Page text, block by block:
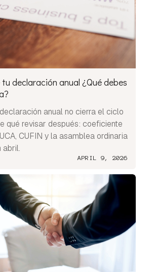
declaración anual ¿Qué debes
anual no cierra el ciclo
qué revisar después: coeficiente
CUFIN y la asamblea ordinaria
abril.
APRIL 9, 2026